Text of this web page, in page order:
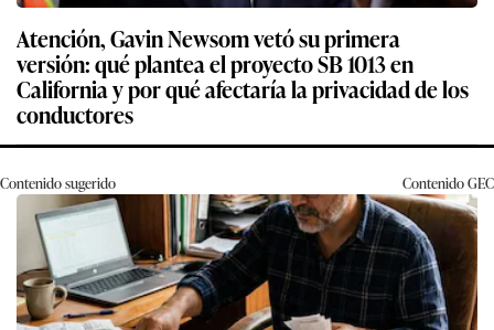
Atención, Gavin Newsom vetó su primera
versión: qué plantea el proyecto SB 1013 en
California y por qué afectaría la privacidad de los
conductores
Contenido sugerido ContenidoGEC